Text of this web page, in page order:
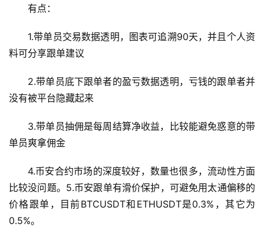
有点：
1.带单员交易数据透明，图表可追溯90天，并且个人资
料可分享跟单建议
2.带单员底下跟单者的盈亏数据透明，亏钱的跟单者并
没有被平台隐藏起来
3.带单员抽佣是每周结算净收益，比较能避免惑意的带
单员爽拿佣金
4.币安合约市场的深度较好，数量也很多，流动性方面
比较没问题。5.币安跟单有滑价保护，可避免用太通偏移的
价格跟单，目前BTCUSDT和ETHUSDT是0.3%，其它为
0.5%。